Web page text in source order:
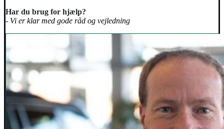
Har du brug for hjælp?
- Vi er klar med gode råd og vejledning